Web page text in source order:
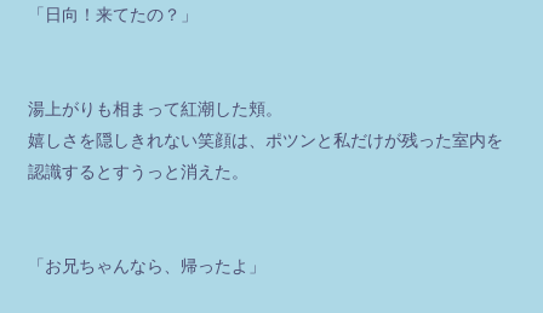
「日向！来てたの？」
湯上がりも相まって紅潮した頬。
嬉しさを隠しきれない笑顔は、ポツンと私だけが残った室内を
認識するとすうっと消えた。
「お兄ちゃんなら、帰ったよ」